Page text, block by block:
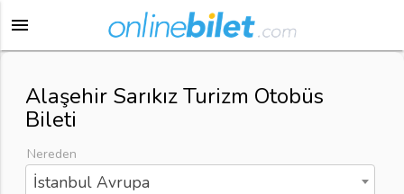
menu
Alaşehir Sarıkız Turizm Otobüs
Bileti
Nereden
İstanbul Avrupa